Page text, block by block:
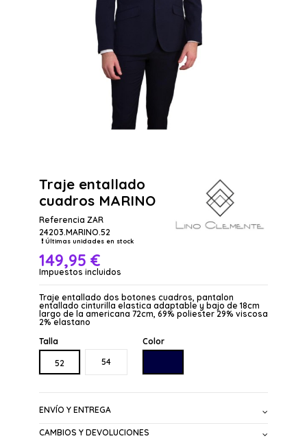
Traje entallado
cuadros MARINO
Referencia ZAR
24203.MARINO.52
Últimas unidades en stock
149,95 €
Impuestos incluidos
Traje entallado dos botones cuadros, pantalon
entallado cinturilla elastica adaptable y bajo de 18cm
largo de la americana 72cm, 69% poliester 29% viscosa
2% elastano
Talla
52 54
Color
ENVÍO Y ENTREGA
CAMBIOS Y DEVOLUCIONES